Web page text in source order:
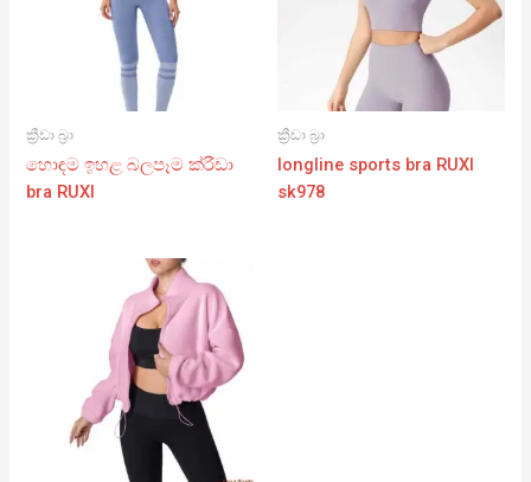
ක්‍රීඩා බ්‍රා
හොඳම ඉහළ බලපෑම ක්රීඩා
bra RUXI
ක්‍රීඩා බ්‍රා
longline sports bra RUXI
sk978